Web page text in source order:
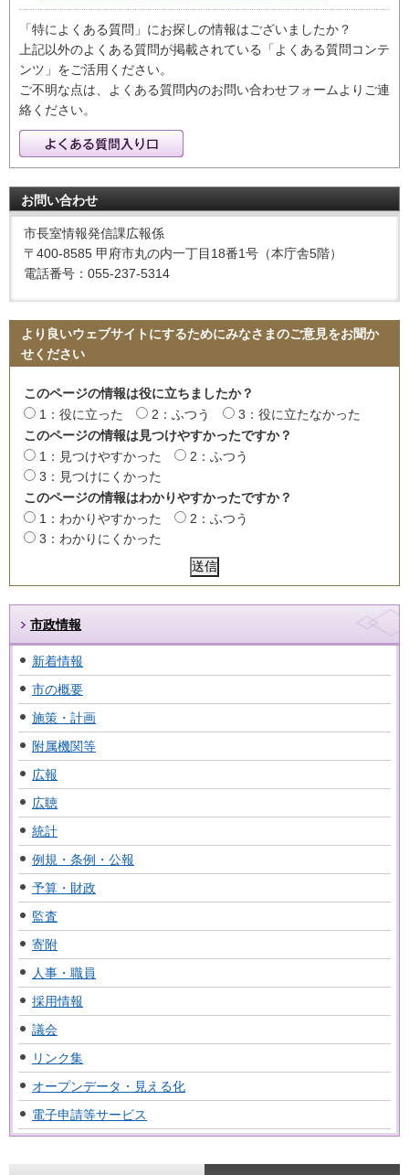
「特によくある質問」にお探しの情報はございましたか？
上記以外のよくある質問が掲載されている「よくある質問コンテ
ンツ」をご活用ください。
ご不明な点は、よくある質問内のお問い合わせフォームよりご連
絡ください。
お問い合わせ
市長室情報発信課広報係
〒400-8585 甲府市丸の内一丁目18番1号（本庁舎5階）
電話番号：055-237-5314
より良いウェブサイトにするためにみなさまのご意見をお聞か
せください
このページの情報は役に立ちましたか？
1：役に立った
2：ふつう
3：役に立たなかった
このページの情報は見つけやすかったですか？
1：見つけやすかった
2：ふつう
3：見つけにくかった
このページの情報はわかりやすかったですか？
1：わかりやすかった
2：ふつう
3：わかりにくかった
市政情報
新着情報
市の概要
施策・計画
附属機関等
広報
広聴
統計
例規・条例・公報
予算・財政
監査
寄附
人事・職員
採用情報
議会
リンク集
オープンデータ・見える化
電子申請等サービス